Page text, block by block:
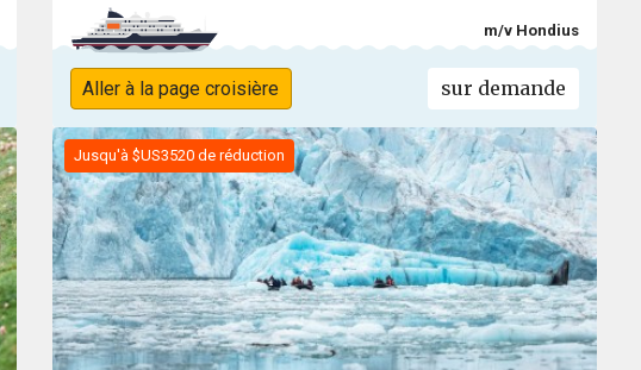
m/v Hondius
Aller à la page croisière sur demande
Jusqu'à $US3520 de réduction